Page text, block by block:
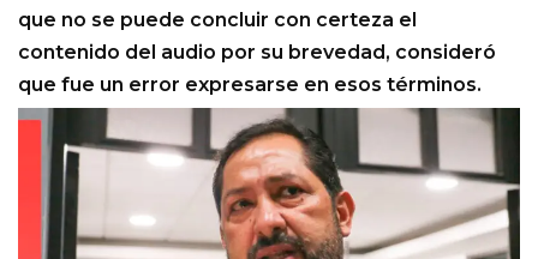
que no se puede concluir con certeza el
contenido del audio por su brevedad, consideró
que fue un error expresarse en esos términos.